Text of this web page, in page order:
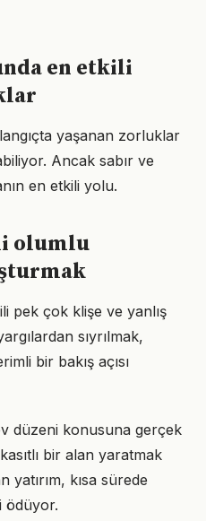
en etkili
yaşanan zorluklar
Ancak sabır ve
en etkili yolu.
olumlu
pek çok klişe ve yanlış
sıyrılmak,
bir bakış açısı
düzeni konusuna gerçek
bir alan yaratmak
yatırım, kısa sürede
ödüyor.